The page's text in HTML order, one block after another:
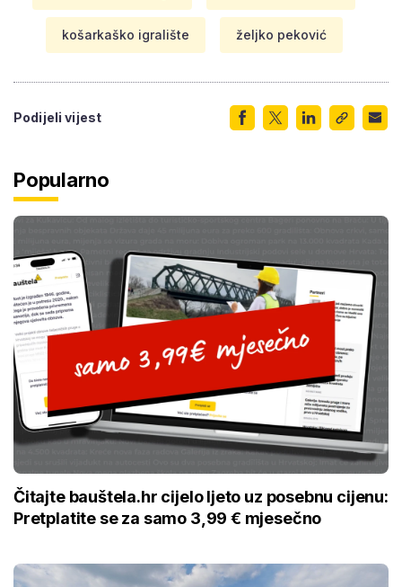
košarkaško igralište željko peković
Podijeli vijest
Popularno
Čitajte bauštela.hr cijelo ljeto uz posebnu cijenu:
Pretplatite se za samo 3,99 € mjesečno